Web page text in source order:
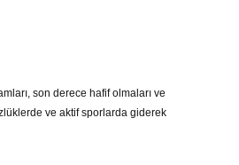
son derece hafif olmaları ve
ve aktif sporlarda giderek